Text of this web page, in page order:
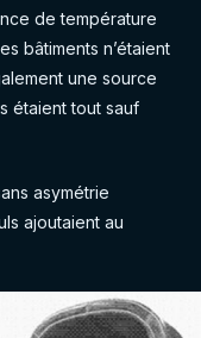
de température
bâtiments n’étaient
une source
étaient tout sauf
asymétrie
ajoutaient au